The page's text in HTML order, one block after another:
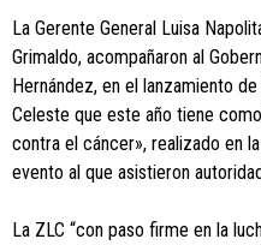
La Gerente General Luisa
Grimaldo, acompañaron al
Hernández, en el lanzamiento
Celeste que este año tiene
contra el cáncer», realizado en
evento al que asistieron
La ZLC “con paso firme en la